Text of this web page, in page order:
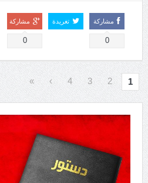
مشاركة
0
تغريدة مشاركة
0
1
2
3
4
›
»